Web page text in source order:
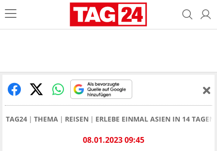
TAG24 THEMA REISEN ERLEBE EINMAL ASIEN IN 14
08.01.2023 09:45